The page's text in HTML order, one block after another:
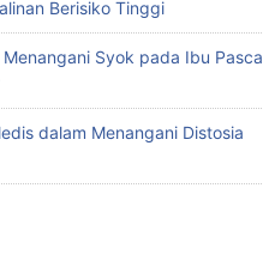
Berisiko Tinggi
Menangani Syok pada Ibu Pasca
dalam Menangani Distosia